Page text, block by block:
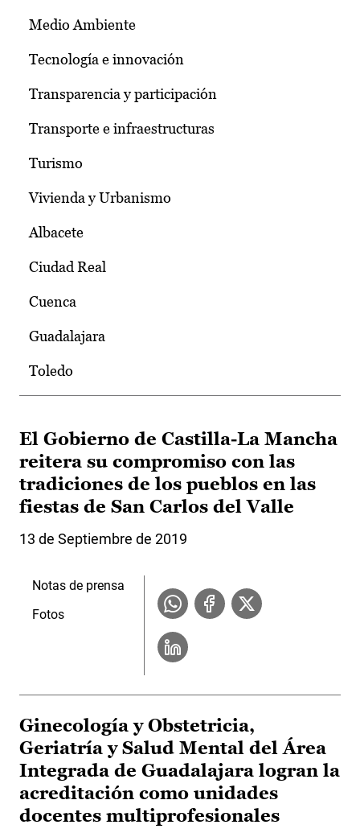
Medio Ambiente
Tecnología e innovación
Transparencia y participación
Transporte e infraestructuras
Turismo
Vivienda y Urbanismo
Albacete
Ciudad Real
Cuenca
Guadalajara
Toledo
El Gobierno de Castilla-La Mancha
reitera su compromiso con las
tradiciones de los pueblos en las
fiestas de San Carlos del Valle
13 de Septiembre de 2019
Notas de prensa
Fotos
Ginecología y Obstetricia,
Geriatría y Salud Mental del Área
Integrada de Guadalajara logran la
acreditación como unidades
docentes multiprofesionales